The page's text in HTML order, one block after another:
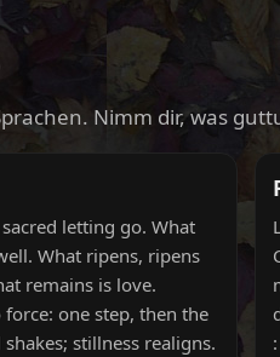
Nimm dir, was
letting go. What
What ripens, ripens
remains is love.
one step, then the
stillness realigns.